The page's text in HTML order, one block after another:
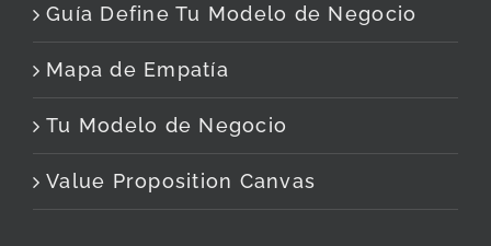
Guía Define Tu Modelo de Negocio
Mapa de Empatía
Tu Modelo de Negocio
Value Proposition Canvas